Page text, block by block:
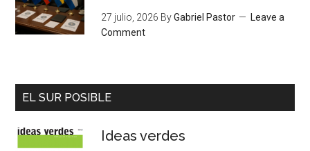
27 julio, 2026 ByGabriel Pastor
Leave a
Comment
EL SUR POSIBLE
Ideas verdes